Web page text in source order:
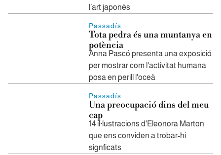
l’art japonès
Passadís
Tota pedra és una muntanya en
potència
Anna Pascó presenta una exposició
per mostrar com l'activitat humana
posa en perill l'oceà
Passadís
Una preocupació dins del meu
cap
14 il·lustracions d'Eleonora Marton
que ens conviden a trobar-hi
signficats